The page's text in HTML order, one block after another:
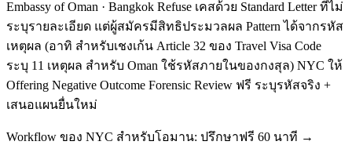
Embassy of Oman · Bangkok Refuse เคสด้วย Standard Letter ที่ไม่
ระบุรายละเอียด แต่ผู้สมัครมีสิทธิประมวลผล Pattern ได้จากรหัส
เหตุผล (อาทิ สำหรับเชงเก้น Article 32 ของ Travel Visa Code
ระบุ 11 เหตุผล สำหรับ Oman ใช้รหัสภายในของกงสุล) NYC ให้
Offering Negative Outcome Forensic Review ฟรี ระบุรหัสจริง +
เสนอแผนยื่นใหม่
Workflow ของ NYC สำหรับโอมาน: ปรึกษาฟรี 60 นาที →